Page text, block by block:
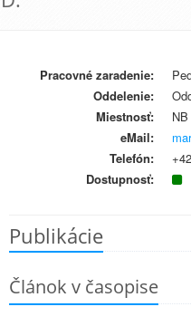
Pracovné zaradenie:
Oddelenie:
Miestnosť:
eMail:
Telefón:
Dostupnosť:
Publikácie
Článok v časopise